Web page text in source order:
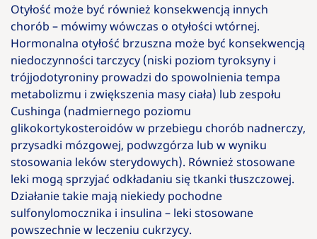
Otyłość może być również konsekwencją innych
chorób – mówimy wówczas o otyłości wtórnej.
Hormonalna otyłość brzuszna może być konsekwencją
niedoczynności tarczycy (niski poziom tyroksyny i
trójjodotyroniny prowadzi do spowolnienia tempa
metabolizmu i zwiększenia masy ciała) lub zespołu
Cushinga (nadmiernego poziomu
glikokortykosteroidów w przebiegu chorób nadnerczy,
przysadki mózgowej, podwzgórza lub w wyniku
stosowania leków sterydowych). Również stosowane
leki mogą sprzyjać odkładaniu się tkanki tłuszczowej.
Działanie takie mają niekiedy pochodne
sulfonylomocznika i insulina – leki stosowane
powszechnie w leczeniu cukrzycy.